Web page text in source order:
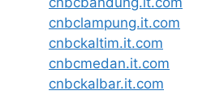
cnbclampung.it.com
cnbckaltim.it.com
cnbcmedan.it.com
cnbckalbar.it.com